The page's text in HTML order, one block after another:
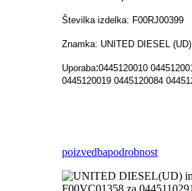
Številka izdelka: F00RJ00399
Znamka: UNITED DIESEL (UD)
Uporaba:0445120010
0445120019 0445120084
poizvedbapodrobnost